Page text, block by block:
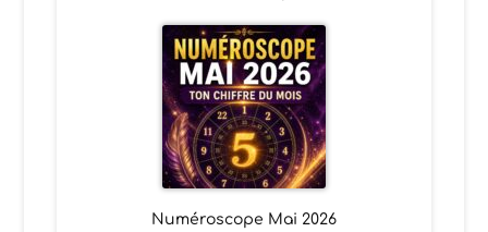
Numéroscope Mai 2026